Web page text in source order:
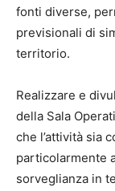
fonti diverse,
previsionali di
territorio.
Realizzare e
della Sala
che l’attività sia
particolarmente
sorveglianza in